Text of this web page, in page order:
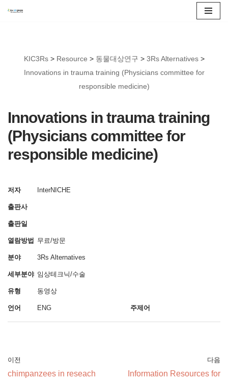
뛰
기
KIC3Rs> Resource > 동물대상연구 > 3Rs Alternatives>
Innovations in trauma training (Physicians committee for
responsible medicine)
Innovations in trauma training
(Physicians committee for
responsible medicine)
저자 InterNICHE
출판사
출판일
열람방법 무료/방문
분야 3Rs Alternatives
세부분야 임상테크닉/수술
유형 동영상
언어 ENG 주제어
이전
chimpanzees in reseach
다음
Information Resources for